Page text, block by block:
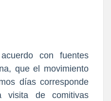
con fuentes
que el movimiento
días corresponde
visita de comitivas